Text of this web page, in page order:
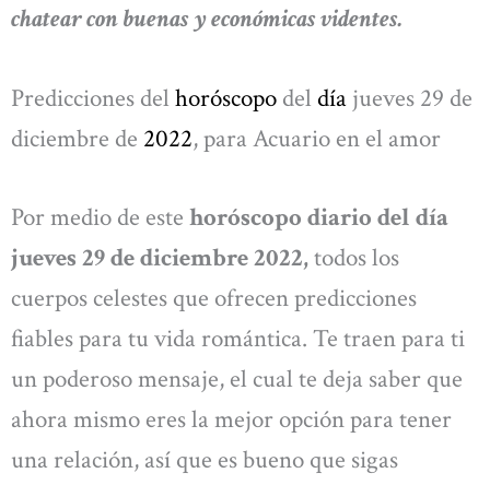
chatear con buenas y económicas videntes.
Predicciones del horóscopo del día jueves 29 de
diciembre de 2022, para Acuario en el amor
Por medio de este horóscopo diario del día
jueves 29 de diciembre 2022,todos los
cuerpos celestes que ofrecen predicciones
fiables para tu vida romántica. Te traen para ti
un poderoso mensaje, el cual te deja saber que
ahora mismo eres la mejor opción para tener
una relación, así que es bueno que sigas